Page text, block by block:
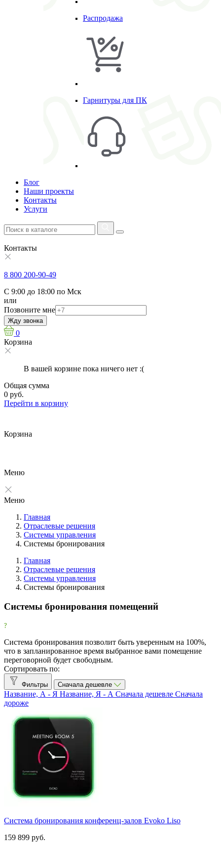
Распродажа
Гарнитуры для ПК
Блог
Наши проекты
Контакты
Услуги
Контакты
8 800 200-90-49
С 9:00 до 18:00 по Мск
или
Позвоните мне
Жду звонка
0
Корзина
В вашей корзине пока ничего нет :(
Общая сумма
0 руб.
Перейти в корзину
Корзина
Меню
Меню
Главная
Отраслевые решения
Системы управления
Системы бронирования
Фильтры
Все производители
Evoko 1
Показать товары1
Главная
Отраслевые решения
Системы управления
Системы бронирования
Системы бронирования помещений
Система бронирования позволит быть уверенным на 100%,
что в запланированное время выбранное вами помещение
переговорной будет свободным.
Сортировать по:
Фильтры Сначала дешевле
Название, А - Я Название, Я - А Сначала дешевле Сначала
дороже
Система бронирования конференц-залов Evoko Liso
159 899 руб.